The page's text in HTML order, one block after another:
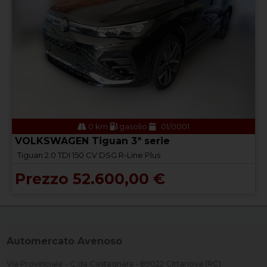
0 km gasolio 01/0001
VOLKSWAGEN Tiguan 3ª serie
Tiguan 2.0 TDI 150 CV DSG R-Line Plus
Prezzo 52.600,00 €
Automercato Avenoso
Via Provinciale - C.da Castagnara - 89022 Cittanova (RC)